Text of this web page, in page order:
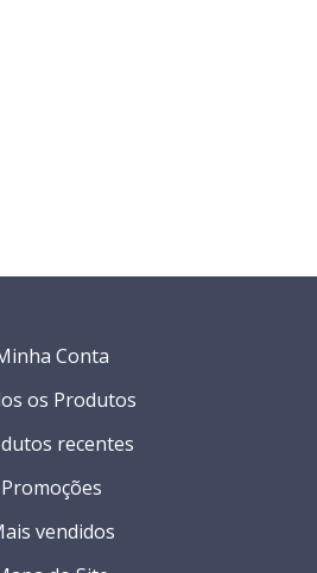
Conta
os Produtos
recentes
Promoções
vendidos